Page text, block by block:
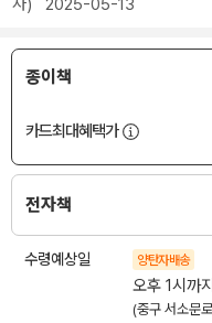
사) 2025-05-13
종이책
카드최대혜택가
전자책
수령예상일 양탄자배송
오후 1시까
(중구 서소문